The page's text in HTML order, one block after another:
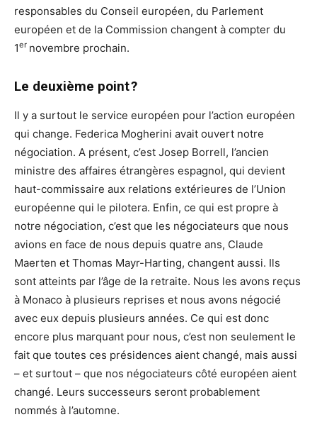
responsables du Conseil européen, du Parlement
européen et de la Commission changent à compter du
1er novembre prochain.
Le deuxième point ?
Il y a surtout le service européen pour l’action européen
qui change. Federica Mogherini avait ouvert notre
négociation. A présent, c’est Josep Borrell, l’ancien
ministre des affaires étrangères espagnol, qui devient
haut-commissaire aux relations extérieures de l’Union
européenne qui le pilotera. Enfin, ce qui est propre à
notre négociation, c’est que les négociateurs que nous
avions en face de nous depuis quatre ans, Claude
Maerten et Thomas Mayr-Harting, changent aussi. Ils
sont atteints par l’âge de la retraite. Nous les avons reçus
à Monaco à plusieurs reprises et nous avons négocié
avec eux depuis plusieurs années. Ce qui est donc
encore plus marquant pour nous, c’est non seulement le
fait que toutes ces présidences aient changé, mais aussi
– et surtout – que nos négociateurs côté européen aient
changé. Leurs successeurs seront probablement
nommés à l’automne.